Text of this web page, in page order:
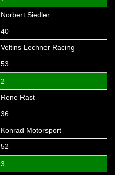
Norbert Siedler
40
Veltins Lechner Racing
53
2
Rene Rast
36
Konrad Motorsport
52
3